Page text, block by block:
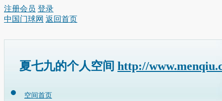
注册会员 登录
中国门球网 返回首页
夏七九的个人空间 http://
空间首页